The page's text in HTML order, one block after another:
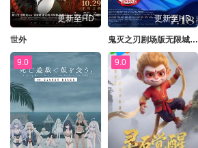
更新至HD
世外
更新至HD
鬼灭之刃剧场版无限城篇第一章猗窝座再来
9.0 9.0